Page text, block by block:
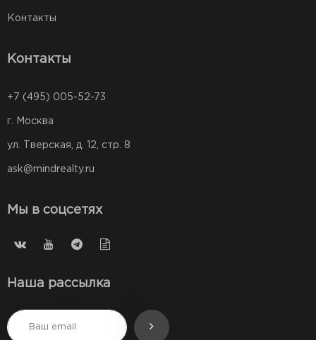
Контакты
Контакты
+7 (495) 005-52-73
г. Москва
ул. Тверская, д. 12, стр. 8
ask@mindrealty.ru
Мы в соцсетях
Наша рассылка